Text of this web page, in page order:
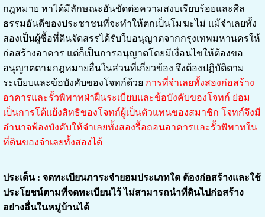
กฎหมาย หาได้มีลักษณะอันขัดต่อความสงบเรียบร้อยและศีล
ธรรมอันดีของประชาชนที่จะทำให้ตกเป็นโมฆะไม่ แม้จำเลยทั้ง
สองเป็นผู้ซื้อที่ดินจัดสรรได้รับใบอนุญาตจากกรุงเทพมหานครให้
ก่อสร้างอาคาร แต่ก็เป็นการอนุญาตโดยมีเงื่อนไขให้ต้องขอ
อนุญาตตามกฎหมายอื่นในส่วนที่เกี่ยวข้อง จึงต้องปฏิบัติตาม
ระเบียบและข้อบังคับของโจทก์ด้วย การที่จำเลยทั้งสองก่อสร้าง
อาคารและรั้วพิพาทฝ่าฝืนระเบียบและข้อบังคับของโจทก์ ย่อม
เป็นการโต้แย้งสิทธิของโจทก์ผู้เป็นตัวแทนของสมาชิก โจทก์จึงมี
อำนาจฟ้องบังคับให้จำเลยทั้งสองรื้อถอนอาคารและรั้วพิพาทใน
ที่ดินของจำเลยทั้งสองได้
ประเด็น : จดทะเบียนภาระจำยอมประเภทใด ต้องก่อสร้างและใช้
ประโยชน์ตามที่จดทะเบียนไว้ ไม่สามารถนำที่ดินไปก่อสร้าง
อย่างอื่นในหมู่บ้านได้